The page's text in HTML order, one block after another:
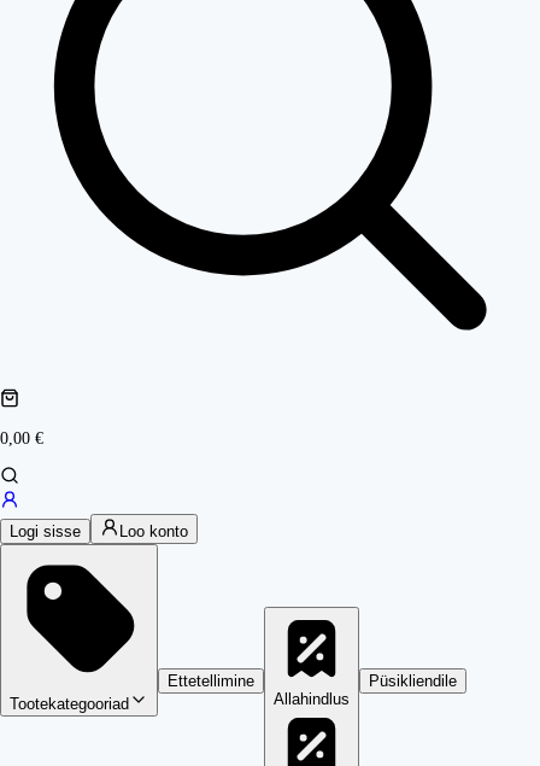
0,00 €
Logi sisse Loo konto
Tootekategooriad
Ettetellimine
Allahindlus
Püsikliendile